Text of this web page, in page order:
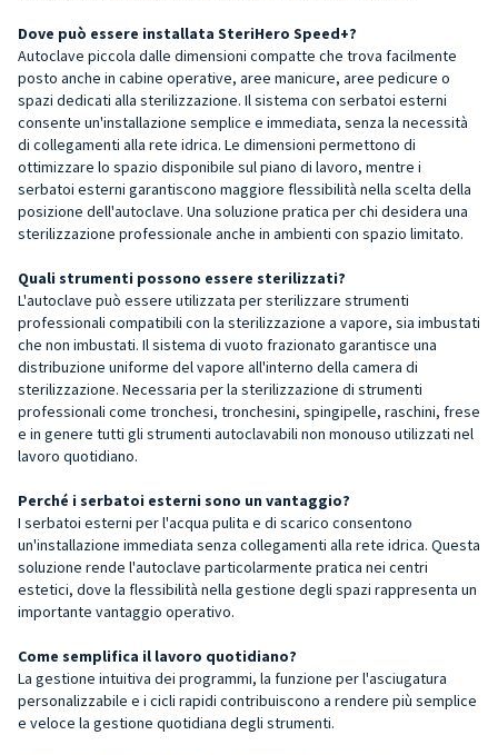
Dove può essere installata SteriHero Speed+?
Autoclave piccola dalle dimensioni compatte che trova facilmente
posto anche in cabine operative, aree manicure, aree pedicure o
spazi dedicati alla sterilizzazione. Il sistema con serbatoi esterni
consente un'installazione semplice e immediata, senza la necessità
di collegamenti alla rete idrica. Le dimensioni permettono di
ottimizzare lo spazio disponibile sul piano di lavoro, mentre i
serbatoi esterni garantiscono maggiore flessibilità nella scelta della
posizione dell'autoclave. Una soluzione pratica per chi desidera una
sterilizzazione professionale anche in ambienti con spazio limitato.
Quali strumenti possono essere sterilizzati?
L'autoclave può essere utilizzata per sterilizzare strumenti
professionali compatibili con la sterilizzazione a vapore, sia imbustati
che non imbustati. Il sistema di vuoto frazionato garantisce una
distribuzione uniforme del vapore all'interno della camera di
sterilizzazione. Necessaria per la sterilizzazione di strumenti
professionali come tronchesi, tronchesini, spingipelle, raschini, frese
e in genere tutti gli strumenti autoclavabili non monouso utilizzati nel
lavoro quotidiano.
Perché i serbatoi esterni sono un vantaggio?
I serbatoi esterni per l'acqua pulita e di scarico consentono
un'installazione immediata senza collegamenti alla rete idrica. Questa
soluzione rende l'autoclave particolarmente pratica nei centri
estetici, dove la flessibilità nella gestione degli spazi rappresenta un
importante vantaggio operativo.
Come semplifica il lavoro quotidiano?
La gestione intuitiva dei programmi, la funzione per l'asciugatura
personalizzabile e i cicli rapidi contribuiscono a rendere più semplice
e veloce la gestione quotidiana degli strumenti.